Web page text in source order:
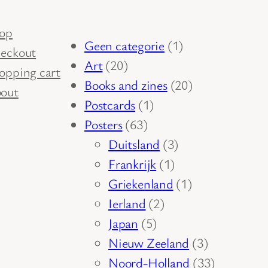
cart
Geen categorie 11
Art 2020
producten
Books and zines 2020
Postcards 11
Posters 6363
producten
Duitsland 33
producten
Frankrijk 11
product
Griekenland 11
Ierland 22
Japan 55
producten
Nieuw Zeeland 33
producten
Noord-Holland 3333